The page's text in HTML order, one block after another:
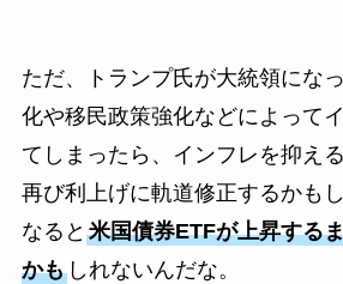
ただ、トランプ氏が大統領にな
化や移民政策強化などによって
てしまったら、インフレを抑え
再び利上げに軌道修正するかも
なると 米国債券ETFが上昇する
かもしれないんだな。